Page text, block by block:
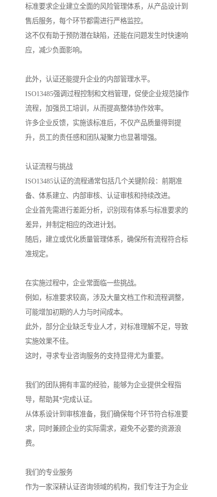
标准要求企业建立全面的风险管理体系，从产品设计到
售后服务，每个环节都需进行严格监控。
这不仅有助于预防潜在缺陷，还能在问题发生时快速响
应，减少负面影响。
此外，认证还能提升企业的内部管理水平。
ISO13485强调过程控制和文档管理，促使企业规范操作
流程，加强员工培训，从而提高整体协作效率。
许多企业反馈，实施该标准后，不仅产品质量得到提
升，员工的责任感和团队凝聚力也显著增强。
认证流程与挑战
ISO13485认证的流程通常包括几个关键阶段：前期准
备、体系建立、内部审核、认证审核和持续改进。
企业首先需进行差距分析，识别现有体系与标准要求的
差异，并制定相应的改进计划。
随后，建立或优化质量管理体系，确保所有流程符合标
准规定。
在实施过程中，企业常面临一些挑战。
例如，标准要求较高，涉及大量文档工作和流程调整，
可能增加初期的人力与时间成本。
此外，部分企业缺乏专业人才，对标准理解不足，导致
实施效果不佳。
这时，寻求专业咨询服务的支持显得尤为重要。
我们的团队拥有丰富的经验，能够为企业提供全程指
导，帮助其*完成认证。
从体系设计到审核准备，我们确保每个环节符合标准要
求，同时兼顾企业的实际需求，避免不必要的资源浪
费。
我们的专业服务
作为一家深耕认证咨询领域的机构，我们专注于为企业